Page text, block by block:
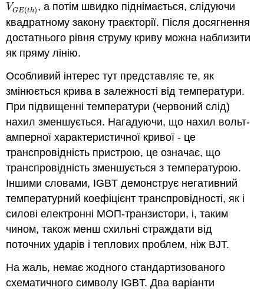
VGE(th)
VGE(th )
, а потім швидко піднімається, слідуючи
квадратному закону траєкторії. Після досягнення
достатнього рівня струму криву можна наблизити
як пряму лінію.
Особливий інтерес тут представляє те, як
змінюється крива в залежності від температури.
При підвищенні температури (червоний слід)
нахил зменшується. Нагадуючи, що нахил вольт-
амперної характеристичної кривої - це
транспровідність пристрою, це означає, що
транспровідність зменшується з температурою.
Іншими словами, IGBT демонструє негативний
температурний коефіцієнт транспровідності, як і
силові електронні МОП-транзистори, і, таким
чином, також менш схильні страждати від
поточних ударів і теплових проблем, ніж BJT.
На жаль, немає жодного стандартизованого
схематичного символу IGBT. Два варіанти